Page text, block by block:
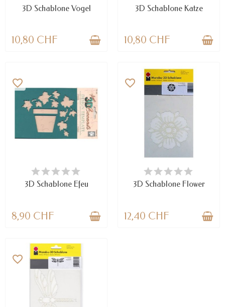
3D Schablone Vogel
10,80 CHF
3D Schablone Katze
10,80 CHF
NUR NOCH WENIGE TEILE
VERFÜGBAR
favorite_border
3D Schablone Efeu
8,90 CHF
VERFÜGBAR
favorite_border
3D Schablone Flower
12,40 CHF
favorite_border